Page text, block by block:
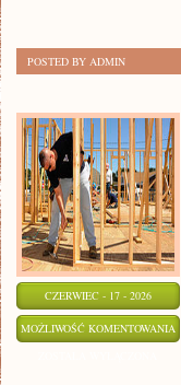
POSTED BY ADMIN
CZERWIEC - 17 - 2026
MOŻLIWOŚĆ KOMENTOWANIA